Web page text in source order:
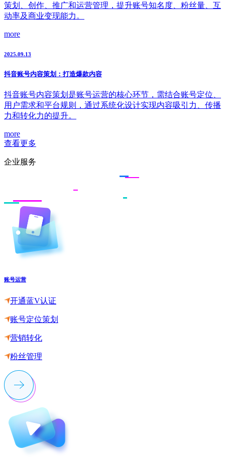
策划、创作、推广和运营管理，提升账号知名度、粉丝量、互
动率及商业变现能力。
more
2025.09.13
抖音账号内容策划：打造爆款内容
抖音账号内容策划是账号运营的核心环节，需结合账号定位、
用户需求和平台规则，通过系统化设计实现内容吸引力、传播
力和转化力的提升。
more
查看更多
企业服务
账号运营
开通蓝V认证
账号定位策划
营销转化
粉丝管理